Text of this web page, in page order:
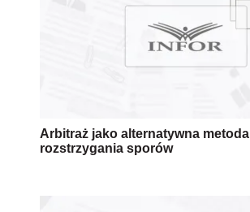
Arbitraż jako alternatywna metoda
rozstrzygania sporów